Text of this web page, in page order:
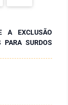
A EXCLUSÃO
PARA SURDOS